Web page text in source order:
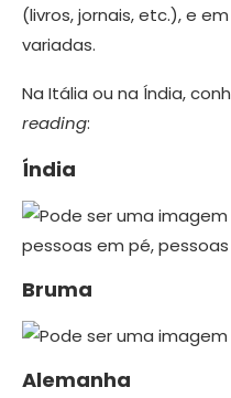
(livros, jornais, etc.), e
variadas.
Na Itália ou na Índia,
reading:
Índia
Bruma
Alemanha